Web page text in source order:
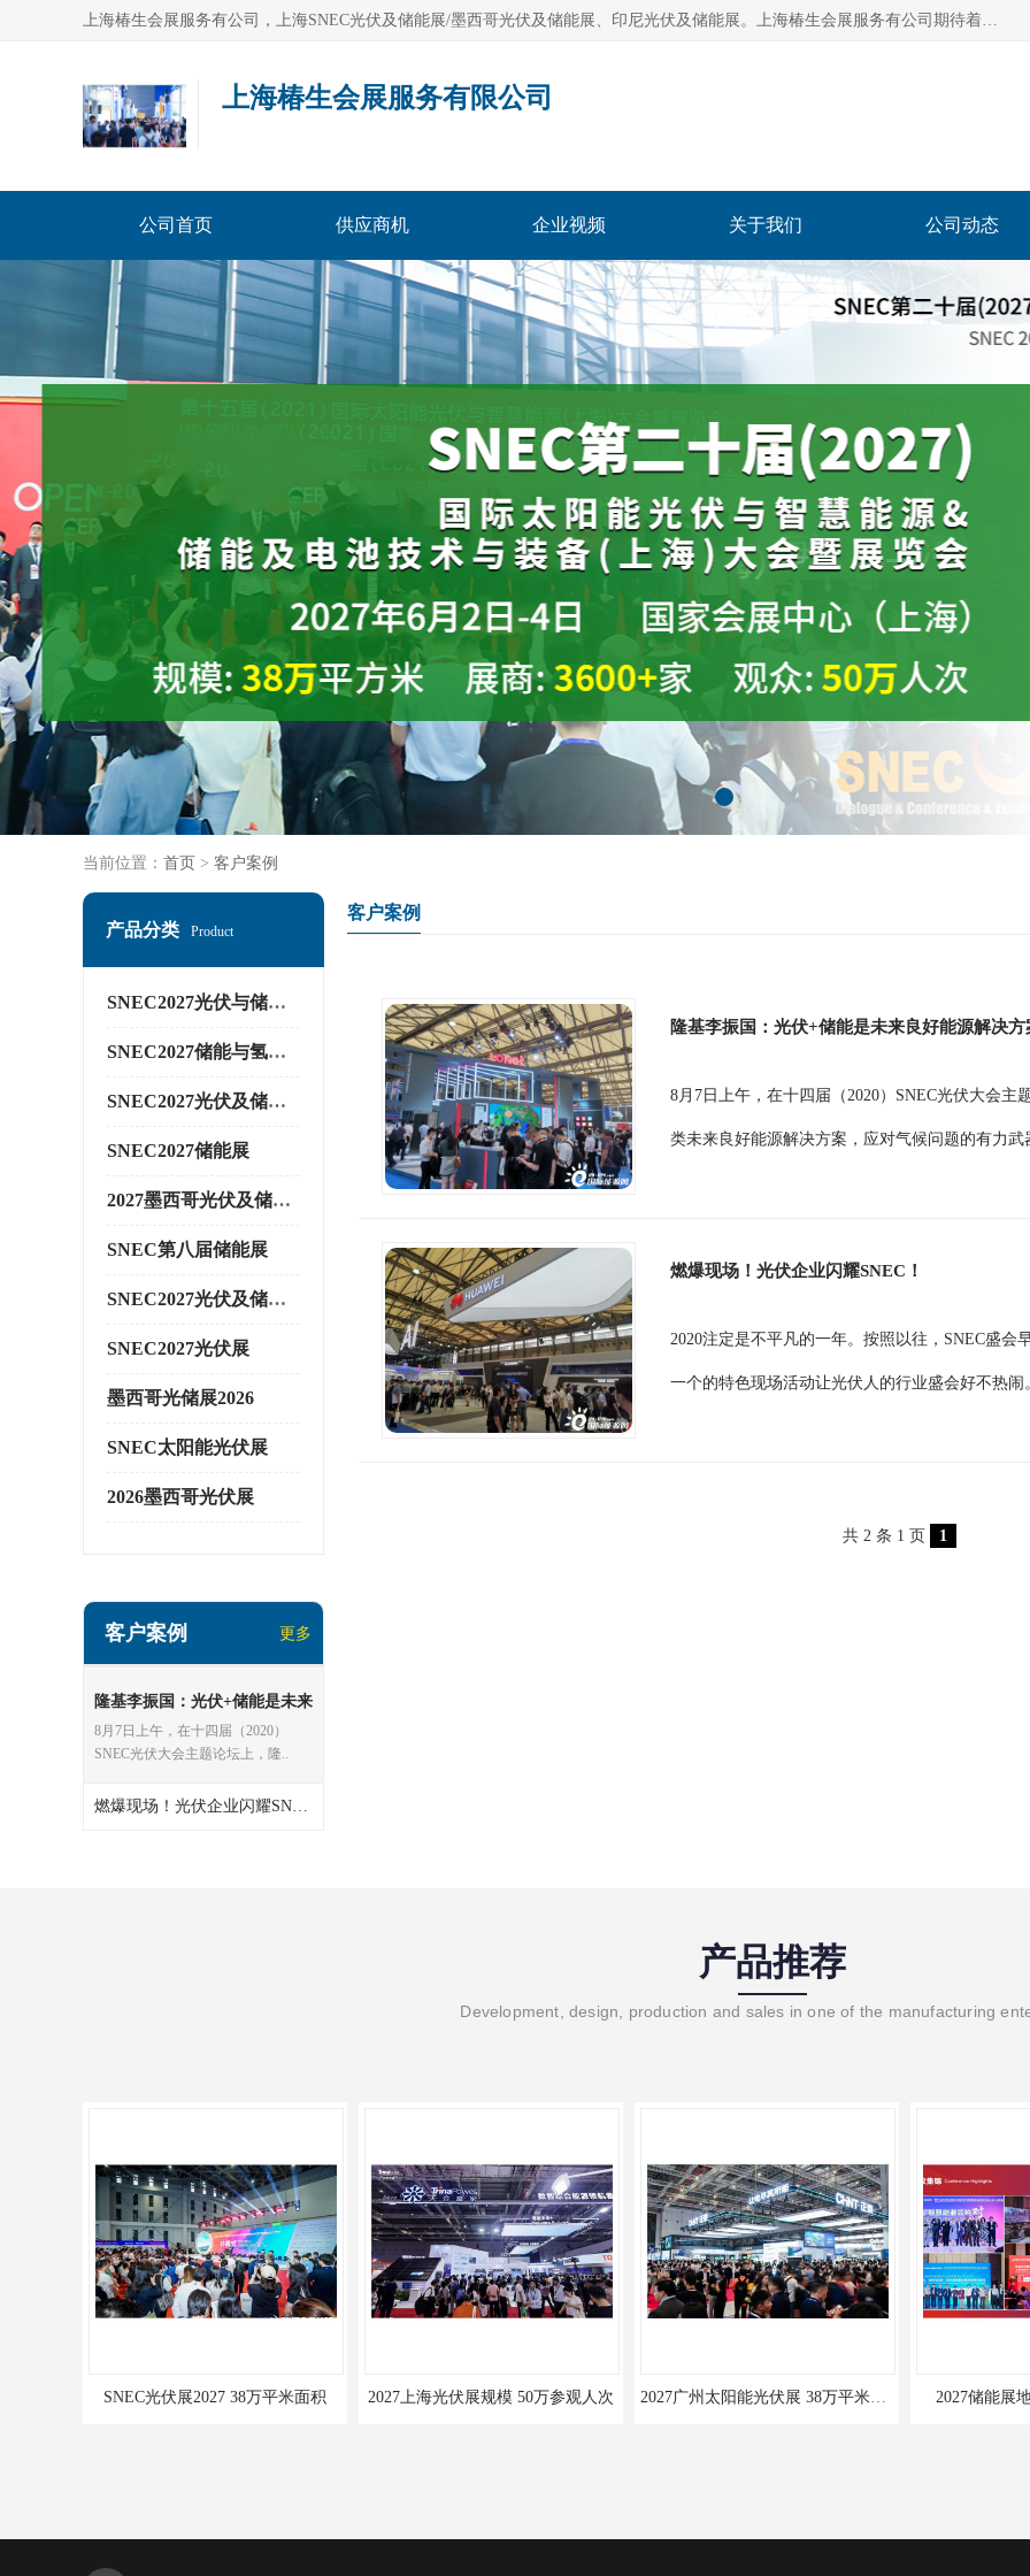
上海椿生会展服务有公司，上海SNEC光伏及储能展/墨西哥光伏及储能展、印尼光伏及储能展。上海椿生会展服务有公司期待着相关业者聚首我们的新能源平台，从产业的视野、以问题为导向，一起把脉中国、亚洲及世界太阳能光伏及储能市场。
上海椿生会展服务有限公司
公司首页 供应商机 企业视频 关于我们 公司动态
当前位置： 首页 > 客户案例
产品分类 Product
SNEC2027光伏与储能展
SNEC2027储能与氢能展
SNEC2027光伏及储能展
SNEC2027储能展
2027墨西哥光伏及储能展
SNEC第八届储能展
SNEC2027光伏及储能展
SNEC2027光伏展
墨西哥光储展2026
SNEC太阳能光伏展
2026墨西哥光伏展
客户案例 更多
隆基李振国：光伏+储能是未来
良好能源解决方案
8月7日上午，在十四届（2020）
SNEC光伏大会主题论坛上，隆..
燃爆现场！光伏企业闪耀SNEC！
客户案例
隆基李振国：光伏+储能是未来良好能源解决方
8月7日上午，在十四届（2020）SNEC光伏大会
类未来良好能源解决方案，应对气候问题的有力
燃爆现场！光伏企业闪耀SNEC！
2020注定是不平凡的一年。按照以往，SNEC盛
一个的特色现场活动让光伏人的行业盛会好不热
共 2 条 1 页 1
产品推荐
Development, design, production and sales in one of the manufacturing
2027上海光伏展规模 50万参观人次 2027广州太阳能光伏展 38万平米面积 2027储能展地点 50万参观人次 中国隆